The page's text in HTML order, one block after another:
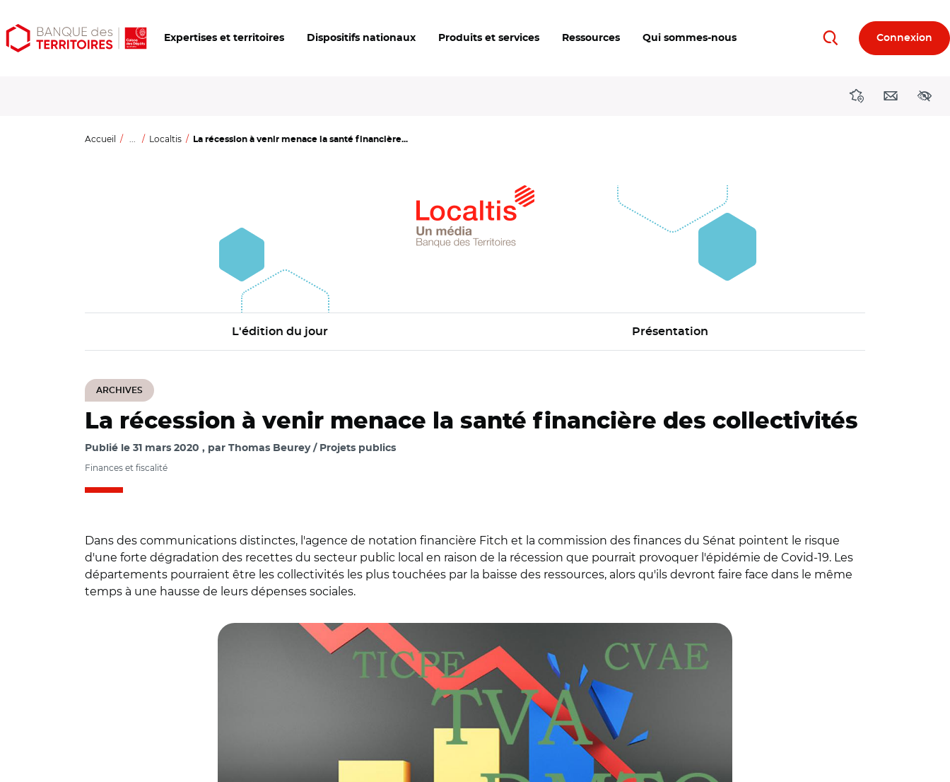
Aller
au
Aller
au
Ouvrir
les
Expertises et territoires Dispositifs nationaux Produits et services Ressources Qui sommes-nous RechercherConnexion
DirectionsContact
Accueil ... Localtis La récession à venir menace la santé financière...
L'édition du jour Présentation
ARCHIVES
La récession à venir menace la santé financière des collectivités
Publié le 31 mars 2020 par Thomas Beurey / Projets publics
Finances et fiscalité
Dans des communications distinctes, l'agence de notation financière Fitch et la commission des finances du Sénat pointent le risque
d'une forte dégradation des recettes du secteur public local en raison de la récession que pourrait provoquer l'épidémie de Covid-19. Les
départements pourraient être les collectivités les plus touchées par la baisse des ressources, alors qu'ils devront faire face dans le même
temps à une hausse de leurs dépenses sociales.